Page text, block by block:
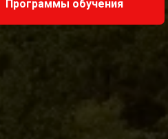
Программы обучения